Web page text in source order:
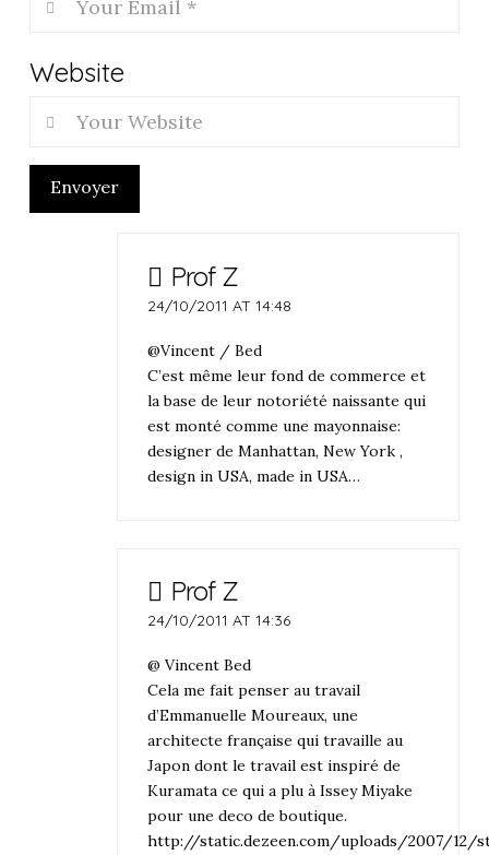
Website
Envoyer
Prof Z
24/10/2011 AT 14:48
@Vincent / Bed
C’est même leur fond de commerce et
la base de leur notoriété naissante qui
est monté comme une mayonnaise:
designer de Manhattan, New York ,
design in USA, made in USA…
Prof Z
24/10/2011 AT 14:36
@ Vincent Bed
Cela me fait penser au travail
d’Emmanuelle Moureaux, une
architecte française qui travaille au
Japon dont le travail est inspiré de
Kuramata ce qui a plu à Issey Miyake
pour une deco de boutique.
http://static.dezeen.com/uploads/2007/12/